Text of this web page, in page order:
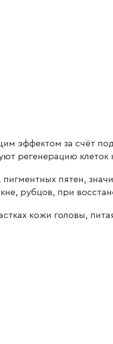
эффектом за счёт
регенерацию клеток
пятен,
рубцов, при
кожи головы,